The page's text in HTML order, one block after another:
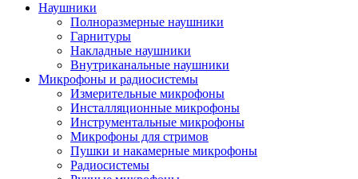
Наушники
Полноразмерные наушники
Гарнитуры
Накладные наушники
Внутриканальные наушники
Микрофоны и радиосистемы
Измерительные микрофоны
Инсталляционные микрофоны
Инструментальные микрофоны
Микрофоны для стримов
Пушки и накамерные микрофоны
Радиосистемы